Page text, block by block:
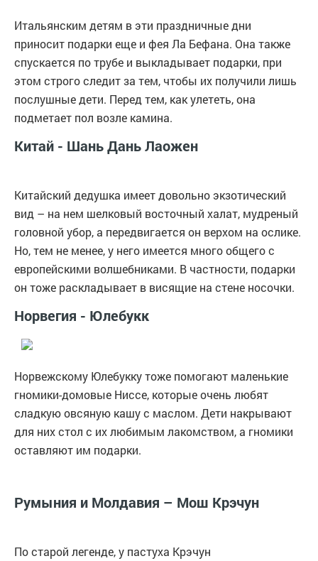
Итальянским детям в эти праздничные дни
приносит подарки еще и фея Ла Бефана. Она также
спускается по трубе и выкладывает подарки, при
этом строго следит за тем, чтобы их получили лишь
послушные дети. Перед тем, как улететь, она
подметает пол возле камина.
Китай - Шань Дань Лаожен
Китайский дедушка имеет довольно экзотический
вид – на нем шелковый восточный халат, мудреный
головной убор, а передвигается он верхом на ослике.
Но, тем не менее, у него имеется много общего с
европейскими волшебниками. В частности, подарки
он тоже раскладывает в висящие на стене носочки.
Норвегия - Юлебукк
Норвежскому Юлебукку тоже помогают маленькие
гномики-домовые Ниссе, которые очень любят
сладкую овсяную кашу с маслом. Дети накрывают
для них стол с их любимым лакомством, а гномики
оставляют им подарки.
Румыния и Молдавия – Мош Крэчун
По старой легенде, у пастуха Крэчун